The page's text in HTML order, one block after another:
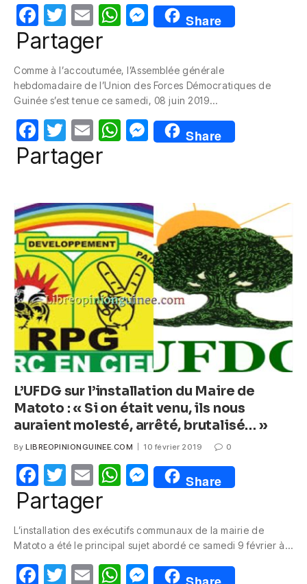
F
a
e
b
o
o
k
T
w
itt
er
E
m
W
s
A
p
p
M
e
e
n
g
er
Share
Partager
Comme à l’accoutumée, l’Assemblée générale
hebdomadaire de l’Union des Forces Démocratiques de
Guinée s’est tenue ce samedi, 08 juin 2019…
F
a
b
o
o
k
T
w
itt
E
m
W
A
p
p
M
e
n
g
er
Share
Partager
L’UFDG sur l’installation du Maire de
Matoto : « Si on était venu, ils nous
auraient molesté, arrêté, brutalisé… »
By LIBREOPINIONGUINEE.COM 10 février 2019 0
F
a
e
b
T
w
itt
er
E
m
W
s
A
M
e
e
n
Share
Partager
L’installation des exécutifs communaux de la mairie de
Matoto a été le principal sujet abordé ce samedi 9 février à…
F
T
E
W M